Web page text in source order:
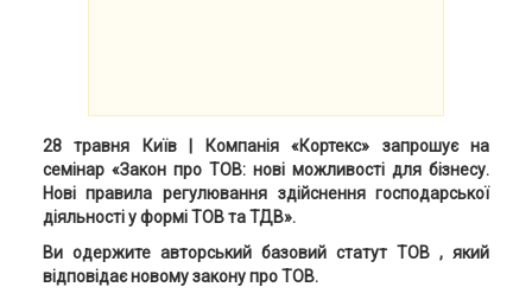
28травня Київ
Компанія «Кортекс» запрошує на
семінар «Закон про ТОВ: нові можливості для бізнесу.
Нові правила регулювання здійснення господарської
діяльності у формі ТОВ та ТДВ».
Ви одержите авторський базовий статут ТОВ , який
відповідає новому закону про ТОВ.